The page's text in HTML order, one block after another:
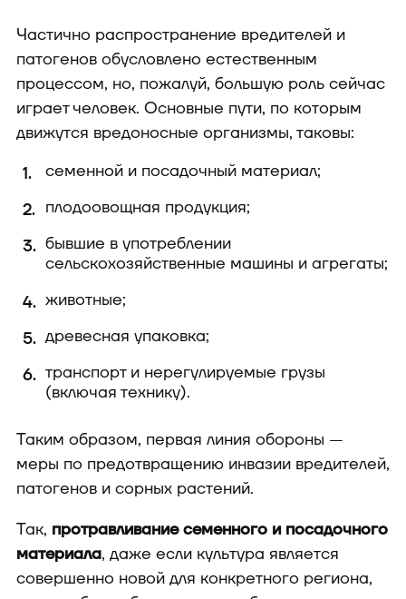
Частично распространение вредителей и
патогенов обусловлено естественным
процессом, но, пожалуй, большую роль сейчас
играет человек. Основные пути, по которым
движутся вредоносные организмы, таковы:
семенной и посадочный материал;
плодоовощная продукция;
бывшие в употреблении
сельскохозяйственные машины и агрегаты;
животные;
древесная упаковка;
транспорт и нерегулируемые грузы
(включая технику).
Таким образом, первая линия обороны —
меры по предотвращению инвазии вредителей,
патогенов и сорных растений.
Так, протравливание семенного и посадочного
материала, даже если культура является
совершенно новой для конкретного региона,